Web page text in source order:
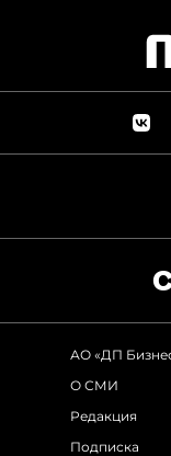
АО «ДП
О СМИ
Редакция
Подписка